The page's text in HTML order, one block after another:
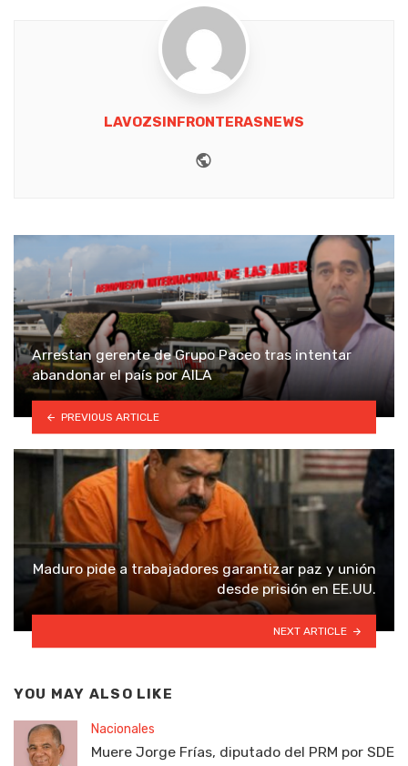
LAVOZSINFRONTERASNEWS
Arrestan gerente de Grupo Paceo tras intentar
abandonar el país por AILA
PREVIOUS ARTICLE
Maduro pide a trabajadores garantizar paz y unión
desde prisión en EE.UU.
NEXT ARTICLE
YOU MAY ALSO LIKE
Nacionales
Muere Jorge Frías, diputado del PRM por SDE